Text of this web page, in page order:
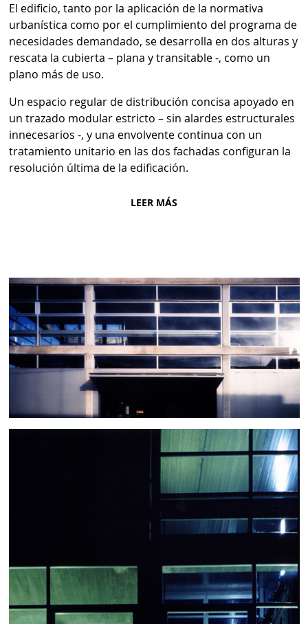
El edificio, tanto por la aplicación de la normativa
urbanística como por el cumplimiento del programa de
necesidades demandado, se desarrolla en dos alturas y
rescata la cubierta – plana y transitable -, como un
plano más de uso.
Un espacio regular de distribución concisa apoyado en
un trazado modular estricto – sin alardes estructurales
innecesarios -, y una envolvente continua con un
tratamiento unitario en las dos fachadas configuran la
resolución última de la edificación.
LEER MÁS